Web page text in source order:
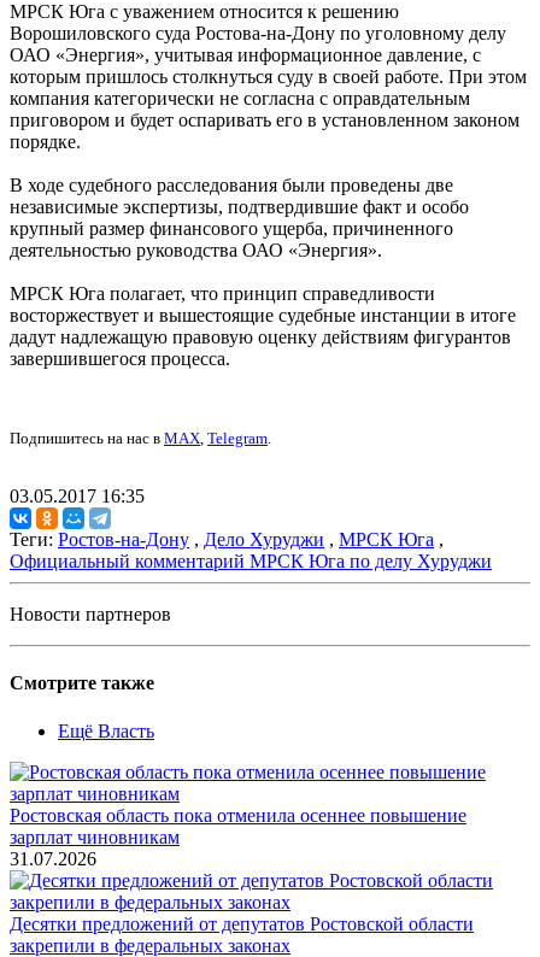
МРСК Юга с уважением относится к решению
Ворошиловского суда Ростова-на-Дону по уголовному делу
ОАО «Энергия», учитывая информационное давление, с
которым пришлось столкнуться суду в своей работе. При этом
компания категорически не согласна с оправдательным
приговором и будет оспаривать его в установленном законом
порядке.
В ходе судебного расследования были проведены две
независимые экспертизы, подтвердившие факт и особо
крупный размер финансового ущерба, причиненного
деятельностью руководства ОАО «Энергия».
МРСК Юга полагает, что принцип справедливости
восторжествует и вышестоящие судебные инстанции в итоге
дадут надлежащую правовую оценку действиям фигурантов
завершившегося процесса.
Подпишитесь на нас в MAX, Telegram.
03.05.2017 16:35
Теги: Ростов-на-Дону , Дело Хуруджи , МРСК Юга ,
Официальный комментарий МРСК Юга по делу Хуруджи
Новости партнеров
Смотрите также
Ещё Власть
Ростовская область пока отменила осеннее повышение
зарплат чиновникам
31.07.2026
Десятки предложений от депутатов Ростовской области
закрепили в федеральных законах